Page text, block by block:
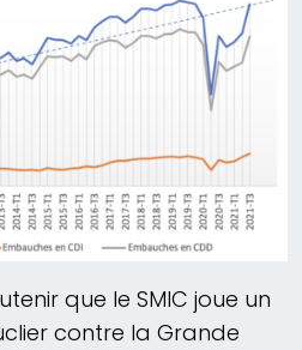
que le SMIC joue un
contre la Grande